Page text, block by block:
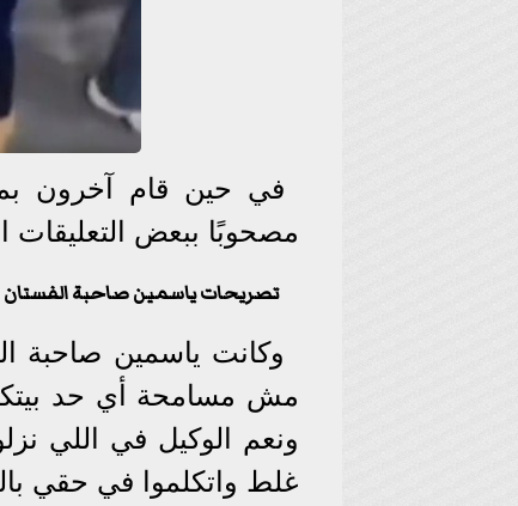
في حين قام آخرون
مصحوبًا ببعض التعليقات
تصريحات ياسمين صاحبة الفستان
وكانت ياسمين صاحبة
مش مسامحة أي حد
ونعم الوكيل في اللي
غلط واتكلموا في حقي